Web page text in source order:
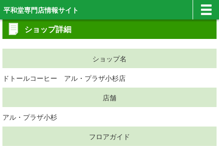
平和堂専門店情報サイト
ショップ詳細
ショップ名
ドトールコーヒー アル・プラザ小杉店
店舗
アル・プラザ小杉
フロアガイド